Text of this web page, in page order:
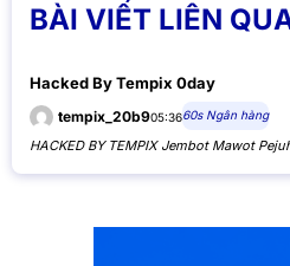
BÀI VIẾT LIÊN
Hacked By Tempix 0day
tempix_20b905:3660s Ngân hàng
HACKED BY TEMPIX Jembot Mawot